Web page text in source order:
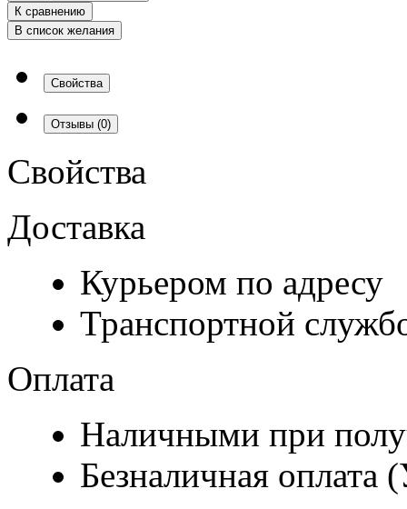
К сравнению
В список желания
Свойства
Отзывы (0)
Свойства
Доставка
Курьером по адресу
Транспортной
Оплата
Наличными при
Безналичная